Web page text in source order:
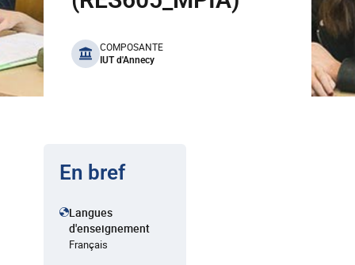
benefits
COMPOSANTE
IUT d'Annecy
En bref
Langues
d'enseignement
Français